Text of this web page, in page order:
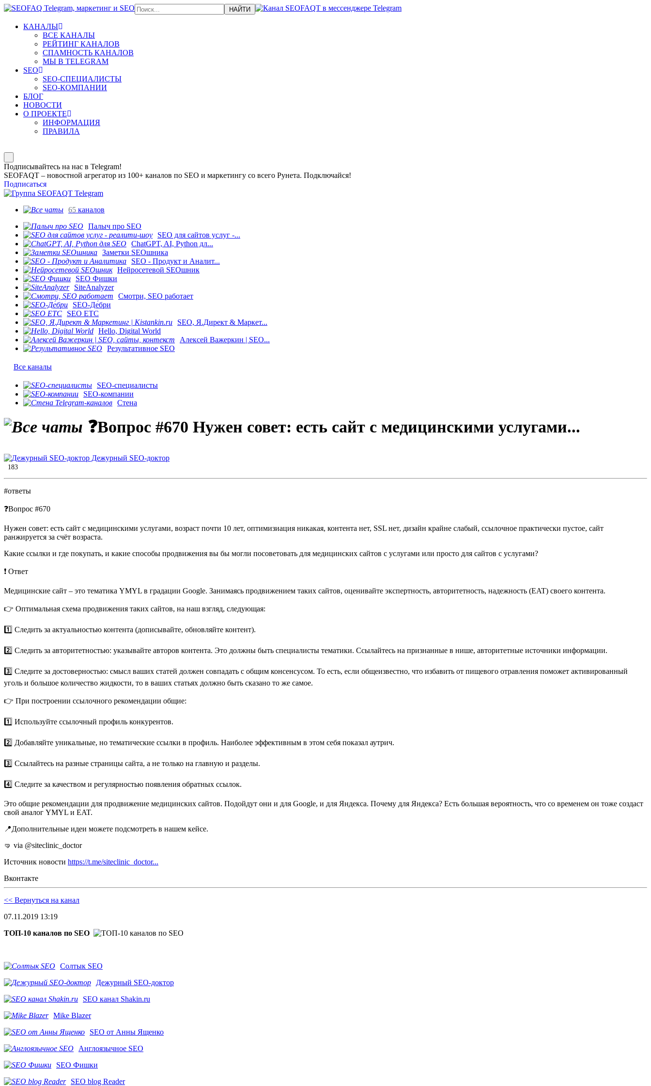
КАНАЛЫ
ВСЕ КАНАЛЫ
РЕЙТИНГ КАНАЛОВ
СПАМНОСТЬ КАНАЛОВ
МЫ В TELEGRAM
SEO
SEO-СПЕЦИАЛИСТЫ
SEO-КОМПАНИИ
БЛОГ
НОВОСТИ
О ПРОЕКТЕ
ИНФОРМАЦИЯ
ПРАВИЛА
Подписывайтесь на нас в Telegram!
SEOFAQT – новостной агрегатор из 100+ каналов по SEO и маркетингу со всего Рунета. Подключайся!
Подписаться
65 каналов
Палыч про SEO
SEO для сайтов услуг -...
ChatGPT, AI, Python дл...
Заметки SEOшника
SEO - Продукт и Аналит...
Нейросетевой SEOшник
SEO Фишки
SiteAnalyzer
Смотри, SEO работает
SEO-Де́бри
SEO ETC
SEO, Я.Директ & Маркет...
Hello, Digital World
Алексей Важеркин | SEO...
Результативное SEO
Все каналы
SEO-специалисты
SEO-компании
Стена
❓Вопрос #670 Нужен совет: есть сайт с медицинскими услугами...
Дежурный SEO-доктор
183
#ответы
❓Вопрос #670
Нужен совет: есть сайт с медицинскими услугами, возраст почти 10 лет, оптимизиация никакая, контента нет, SSL нет, дизайн крайне слабый, ссылочное практически пустое, сайт
ранжируется за счёт возраста.
Какие ссылки и где покупать, и какие способы продвижения вы бы могли посоветовать для медицинских сайтов с услугами или просто для сайтов с услугами?
❗️ Ответ
Медицинские сайт – это тематика YMYL в градации Google. Занимаясь продвижением таких сайтов, оценивайте экспертность, авторитетность, надежность (EAT) своего контента.
👉 Оптимальная схема продвижения таких сайтов, на наш взгляд, следующая:
1️⃣ Следить за актуальностью контента (дописывайте, обновляйте контент).
2️⃣ Следить за авторитетностью: указывайте авторов контента. Это должны быть специалисты тематики. Ссылайтесь на признанные в нише, авторитетные источники информации.
3️⃣ Следите за достоверностью: смысл ваших статей должен совпадать с общим консенсусом. То есть, если общеизвестно, что избавить от пищевого отравления поможет активированный
уголь и большое количество жидкости, то в ваших статьях должно быть сказано то же самое.
👉 При построении ссылочного рекомендации общие:
1️⃣ Используйте ссылочный профиль конкурентов.
2️⃣ Добавляйте уникальные, но тематические ссылки в профиль. Наиболее эффективным в этом себя показал аутрич.
3️⃣ Ссылайтесь на разные страницы сайта, а не только на главную и разделы.
4️⃣ Следите за качеством и регулярностью появления обратных ссылок.
Это общие рекомендации для продвижение медицинских сайтов. Подойдут они и для Google, и для Яндекса. Почему для Яндекса? Есть большая вероятность, что со временем он тоже создаст
свой аналог YMYL и EAT.
📍Дополнительные идеи можете подсмотреть в нашем кейсе.
🤜 via @siteclinic_doctor
Источник новости https://t.me/siteclinic_doctor...
Вконтакте
<< Вернуться на канал
07.11.2019 13:19
ТОП-10 каналов по SEO
Солтык SEO
Дежурный SEO-доктор
SEO канал Shakin.ru
Mike Blazer
SEO от Анны Ященко
Англоязычное SEO
SEO Фишки
SEO blog Reader